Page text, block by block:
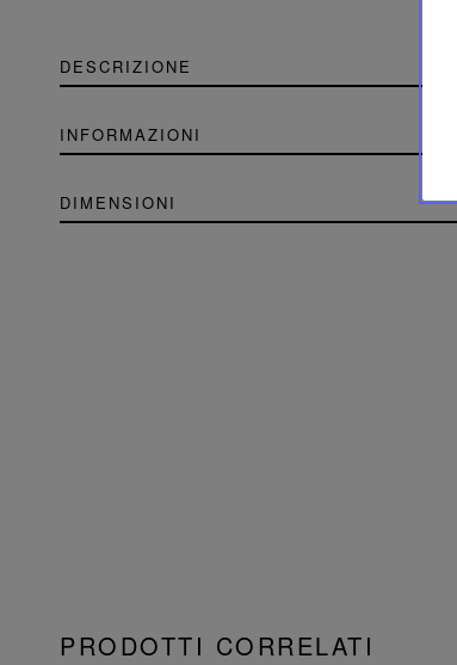
DESCRIZIONE
INFORMAZIONI
DIMENSIONI
PRODOTTI CORRELATI